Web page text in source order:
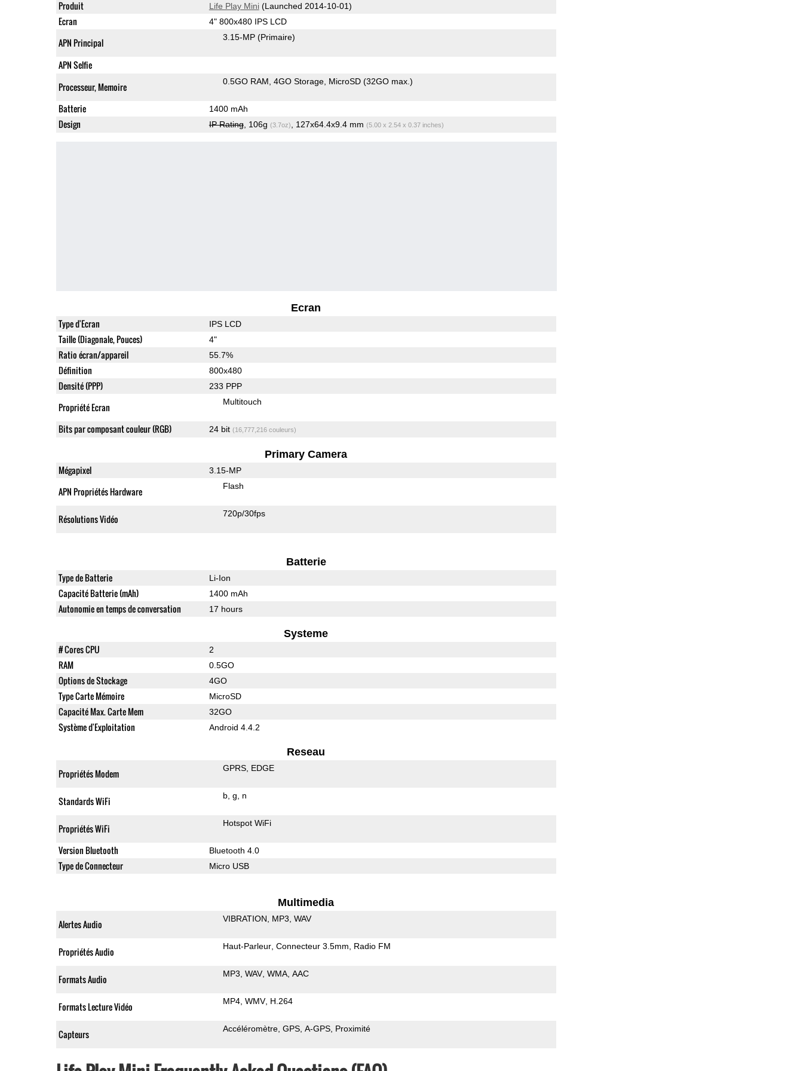
Produit Life Play Mini(Launched 2014-10-01)
Ecran 4" 800x480 IPS LCD
APN Principal 3.15-MP (Primaire)
APN Selfie
Processeur, Memoire
0.5GO RAM 4GO Storage MicroSD (32GO max.)
Batterie 1400 mAh
Design IP Rating, 106g (3.7oz) , 127x64.4x9.4 mm (5.00 x 2.54 x 0.37 inches)
Ecran
Type d'Ecran IPS LCD
Taille (Diagonale, Pouces) 4"
Ratio écran/appareil 55.7%
Définition 800x480
Densité (PPP) 233 PPP
Propriété Ecran Multitouch
Bits par composant couleur (RGB) 24 bit (16,777,216 couleurs)
Primary Camera
Mégapixel 3.15-MP
APN Propriétés Hardware Flash
Résolutions Vidéo 720p/30fps
Batterie
Type de Batterie Li-Ion
Capacité Batterie (mAh) 1400 mAh
Autonomie en temps de conversation 17 hours
Systeme
# Cores CPU 2
RAM 0.5GO
Options de Stockage 4GO
Type Carte Mémoire MicroSD
Capacité Max. Carte Mem 32GO
Système d'Exploitation Android 4.4.2
Reseau
Propriétés Modem GPRS EDGE
Standards WiFi b g n
Propriétés WiFi Hotspot WiFi
Version Bluetooth Bluetooth 4.0
Type de Connecteur Micro USB
Multimedia
Alertes Audio VIBRATION MP3 WAV
Propriétés Audio Haut-Parleur Connecteur 3.5mm Radio FM
Formats Audio MP3 WAV WMA AAC
Formats Lecture Vidéo MP4 WMV H.264
Capteurs Accéléromètre GPS A-GPS Proximité